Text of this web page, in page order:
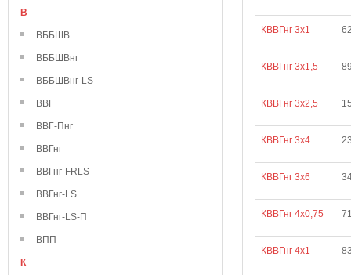
В
ВББШВ
ВББШВнг
ВББШВнг-LS
ВВГ
ВВГ-Пнг
ВВГнг
ВВГнг-FRLS
ВВГнг-LS
ВВГнг-LS-П
ВПП
К
КВВГнг 3х1
КВВГнг 3х1,5
КВВГнг 3х2,5
КВВГнг 3х4
КВВГнг 3х6
КВВГнг 4х0,75
КВВГнг 4х1